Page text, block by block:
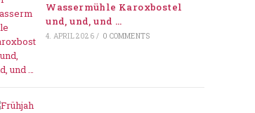
Wassermühle Karoxbostel
und, und, und …
4. APRIL 2026 / 0 COMMENTS